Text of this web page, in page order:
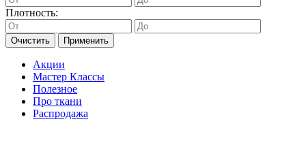
Плотность:
Очистить Применить
Акции
Мастер Классы
Полезное
Про ткани
Распродажа